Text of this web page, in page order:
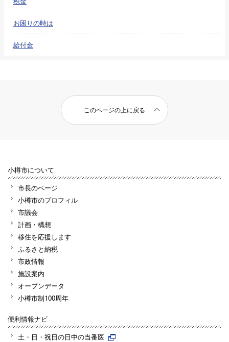
お困りの時は
給付金
このページの上に戻る
小樽市について
市長のページ
小樽市のプロフィル
市議会
計画・構想
移住を応援します
ふるさと納税
市政情報
施設案内
オープンデータ
小樽市制100周年
便利情報ナビ
土・日・祝日の日中の当番医